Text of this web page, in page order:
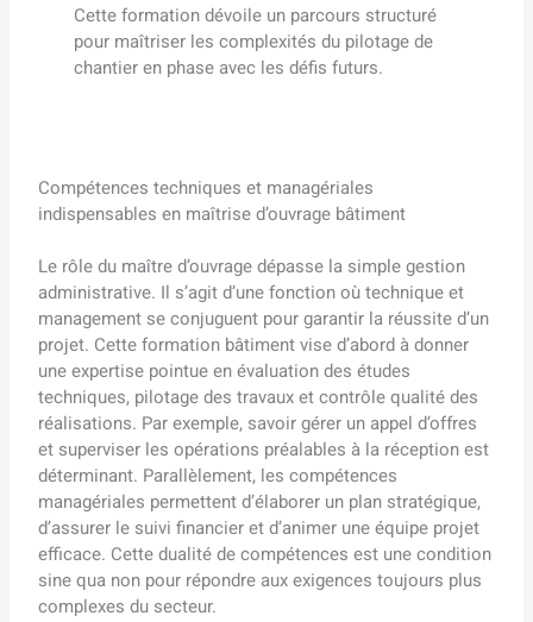
Cette formation dévoile un parcours structuré
pour maîtriser les complexités du pilotage de
chantier en phase avec les défis futurs.
Compétences techniques et managériales
indispensables en maîtrise d’ouvrage bâtiment
Le rôle du maître d’ouvrage dépasse la simple gestion
administrative. Il s’agit d’une fonction où technique et
management se conjuguent pour garantir la réussite d’un
projet. Cette formation bâtiment vise d’abord à donner
une expertise pointue en évaluation des études
techniques, pilotage des travaux et contrôle qualité des
réalisations. Par exemple, savoir gérer un appel d’offres
et superviser les opérations préalables à la réception est
déterminant. Parallèlement, les compétences
managériales permettent d’élaborer un plan stratégique,
d’assurer le suivi financier et d’animer une équipe projet
efficace. Cette dualité de compétences est une condition
sine qua non pour répondre aux exigences toujours plus
complexes du secteur.